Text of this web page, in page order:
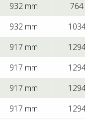
932 mm
932 mm
917 mm
917 mm
917 mm
917 mm